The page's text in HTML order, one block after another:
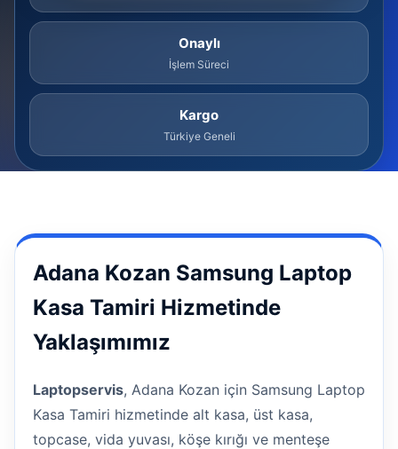
Onaylı
İşlem Süreci
Kargo
Türkiye Geneli
Adana Kozan Samsung Laptop
Kasa Tamiri Hizmetinde
Yaklaşımımız
Laptopservis, Adana Kozan için Samsung Laptop
Kasa Tamiri hizmetinde alt kasa, üst kasa,
topcase, vida yuvası, köşe kırığı ve menteşe